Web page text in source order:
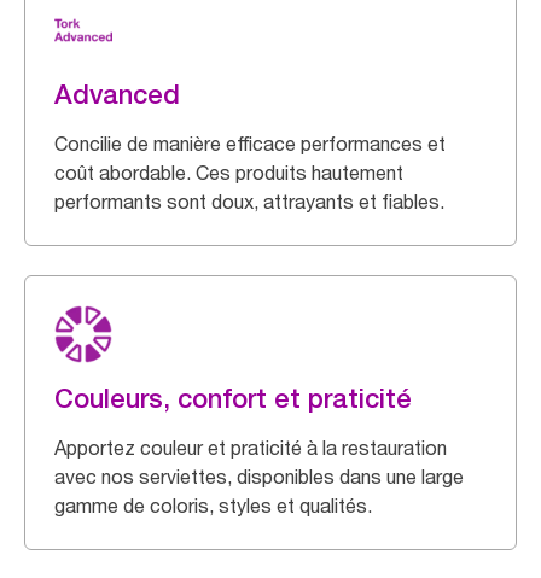
Advanced
Concilie de manière efficace performances et
coût abordable. Ces produits hautement
performants sont doux, attrayants et fiables.
Couleurs, confort et praticité
Apportez couleur et praticité à la restauration
avec nos serviettes, disponibles dans une large
gamme de coloris, styles et qualités.